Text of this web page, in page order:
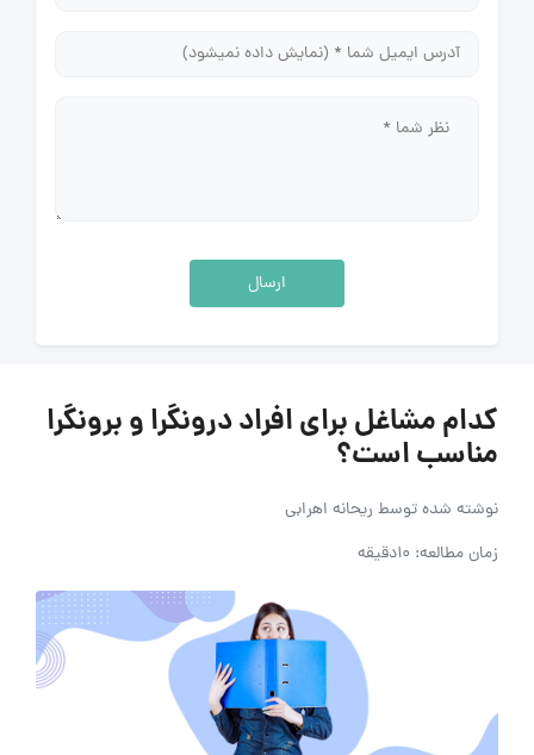
ارسال
کدام مشاغل برای افراد درونگرا و برونگرا
مناسب است؟
نوشته شده توسط ریحانه اهرابی
زمان مطالعه: 10دقیقه